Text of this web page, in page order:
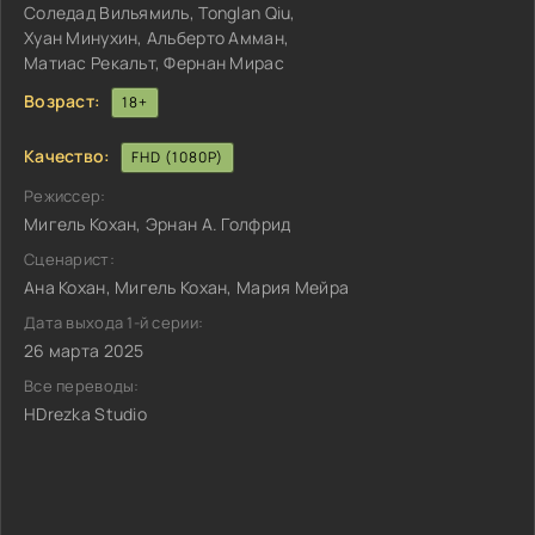
Соледад Вильямиль, Tonglan Qiu,
Хуан Минухин, Альберто Амман,
Матиас Рекальт, Фернан Мирас
Возраст:
18+
Качество: FHD (1080P)
Режиссер:
Мигель Кохан, Эрнан А. Голфрид
Сценарист:
Ана Кохан, Мигель Кохан, Мария Мейра
Дата выхода 1-й серии:
26 марта 2025
Все переводы:
HDrezka Studio